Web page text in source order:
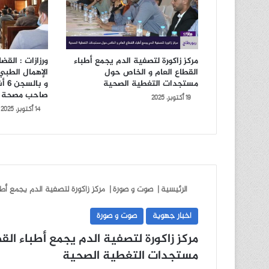
مركز زاكورة لتصفية الدم يجمع أطباء
القطاع العام و الخاص حول
مستجدات التغطية الصحية
19 أكتوبر، 2025
ورزازات :
و
صاحب
14 أكتوبر، 2025